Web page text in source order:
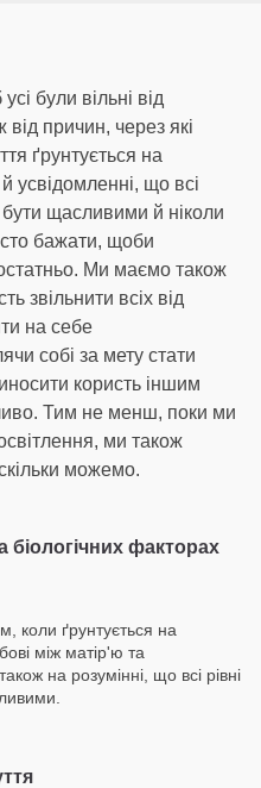
були вільні від
причин, через які
ґрунтується на
усвідомленні, що всі
щасливими й ніколи
бажати, щоби
Ми маємо також
звільнити всіх від
на себе
собі за мету стати
користь іншим
Тим не менш, поки ми
ми також
можемо.
біологічних факторах
коли ґрунтується на
між матір'ю та
на розумінні, що всі рівні